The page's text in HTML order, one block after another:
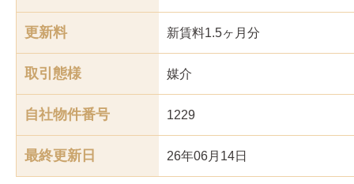
更新料 新賃料1.5ヶ月分
取引態様 媒介
自社物件番号 1229
最終更新日 26年06月14日